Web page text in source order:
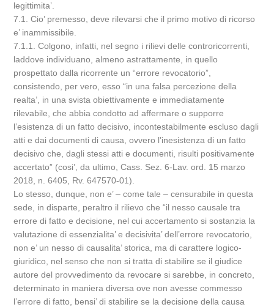
legittimita’.
7.1. Cio’ premesso, deve rilevarsi che il primo motivo di ricorso
e’ inammissibile.
7.1.1. Colgono, infatti, nel segno i rilievi delle controricorrenti,
laddove individuano, almeno astrattamente, in quello
prospettato dalla ricorrente un “errore revocatorio”,
consistendo, per vero, esso “in una falsa percezione della
realta’, in una svista obiettivamente e immediatamente
rilevabile, che abbia condotto ad affermare o supporre
l’esistenza di un fatto decisivo, incontestabilmente escluso dagli
atti e dai documenti di causa, ovvero l’inesistenza di un fatto
decisivo che, dagli stessi atti e documenti, risulti positivamente
accertato” (cosi’, da ultimo, Cass. Sez. 6-Lav. ord. 15 marzo
2018, n. 6405, Rv. 647570-01).
Lo stesso, dunque, non e’ – come tale – censurabile in questa
sede, in disparte, peraltro il rilievo che “il nesso causale tra
errore di fatto e decisione, nel cui accertamento si sostanzia la
valutazione di essenzialita’ e decisivita’ dell’errore revocatorio,
non e’ un nesso di causalita’ storica, ma di carattere logico-
giuridico, nel senso che non si tratta di stabilire se il giudice
autore del provvedimento da revocare si sarebbe, in concreto,
determinato in maniera diversa ove non avesse commesso
l’errore di fatto, bensi’ di stabilire se la decisione della causa